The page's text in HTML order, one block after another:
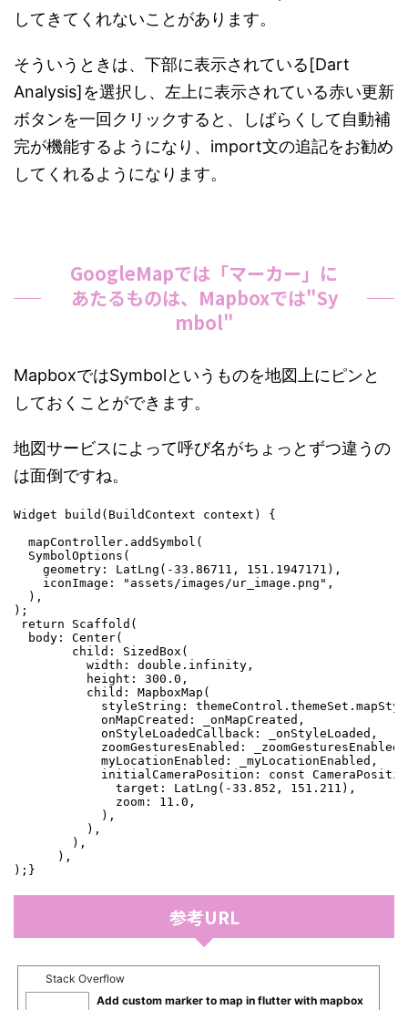
してきてくれないことがあります。
そういうときは、下部に表示されている[Dart
Analysis]を選択し、左上に表示されている赤い更新
ボタンを一回クリックすると、しばらくして自動補
完が機能するようになり、import文の追記をお勧め
してくれるようになります。
GoogleMapでは「マーカー」に
あたるものは、Mapboxでは"Sy
mbol"
MapboxではSymbolというものを地図上にピンと
しておくことができます。
地図サービスによって呼び名がちょっとずつ違うの
は面倒ですね。
Widget build(BuildContext context) {
  mapController.addSymbol(
  SymbolOptions(
    geometry: LatLng(-33.86711, 151.1947171),
    iconImage: "assets/images/ur_image.png",
  ),
);
return Scaffold(
  body: Center(
        child: SizedBox(
          width: double.infinity,
          height: 300.0,
          child: MapboxMap(
styleString:
            onMapCreated: _onMapCreated,
            onStyleLoadedCallback: _onStyleLoaded,
            zoomGesturesEnabled: _zoomGesturesEnabled,
            myLocationEnabled: _myLocationEnabled,
initialCameraPosition: const
              target: LatLng(-33.852, 151.211),
              zoom: 11.0,
            ),
          ),
        ),
      ),
);}
参考URL
Stack Overflow
Add custom marker to map in flutter with mapbox